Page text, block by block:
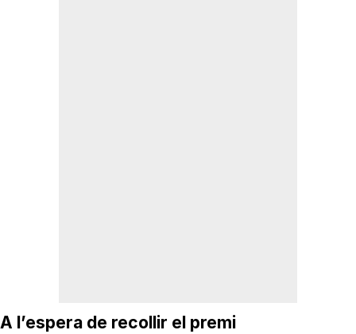
A l’espera de recollir el premi